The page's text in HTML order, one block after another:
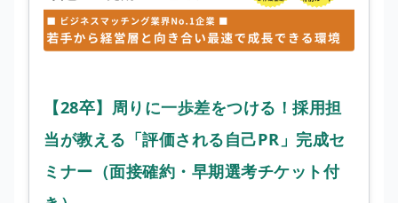
【28卒】周りに一歩差をつける！採用担
当が教える「評価される自己PR」完成セ
ミナー（面接確約・早期選考チケット付